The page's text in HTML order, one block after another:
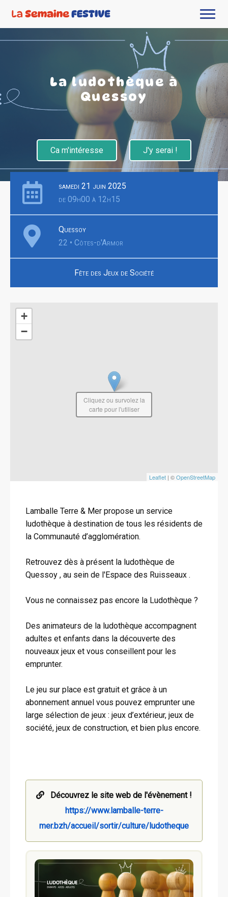
La ludothèque à
Quessoy
Ca m'intéresse J'y serai !
samedi 21 juin 2025
de 09h00 à 12h15
Quessoy
22 • Côtes-d'Armor
Fête des Jeux de Société
+
−
Leaflet | ©OpenStreetMap
Cliquez ou survolez la
carte pour l'utiliser
Lamballe Terre & Mer propose un service
ludothèque à destination de tous les résidents de
la Communauté d’agglomération.
Retrouvez dès à présent la ludothèque de
Quessoy , au sein de l'Espace des Ruisseaux .
Vous ne connaissez pas encore la Ludothèque ?
Des animateurs de la ludothèque accompagnent
adultes et enfants dans la découverte des
nouveaux jeux et vous conseillent pour les
emprunter.
Le jeu sur place est gratuit et grâce à un
abonnement annuel vous pouvez emprunter une
large sélection de jeux : jeux d’extérieur, jeux de
société, jeux de construction, et bien plus encore.
Découvrez le site web de l'évènement !
https://www.lamballe-terre-
mer.bzh/accueil/sortir/culture/ludotheque